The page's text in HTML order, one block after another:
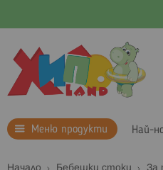
Меню продукти Най-
Начало Бебешки стоки За